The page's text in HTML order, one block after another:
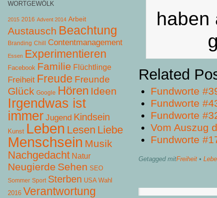
haben
Related
Fundworte
Fundworte
Fundworte
Vom Auszug
Fundworte
Getagged mitFreiheit •
WORTGEWÖLK
2015 2016 Advent 2014 Arbeit
Austausch Beachtung
Branding Chill Contentmanagement
Essen Experimentieren
Facebook Familie Flüchtlinge
Freiheit Freude Freunde
Glück Google Hören Ideen
Irgendwas ist
immer Jugend Kindsein
Kunst Leben Lesen Liebe
Menschsein Musik
Nachgedacht Natur
Neugierde Sehen SEO
Sommer Sport Sterben USA Wahl
2016 Verantwortung